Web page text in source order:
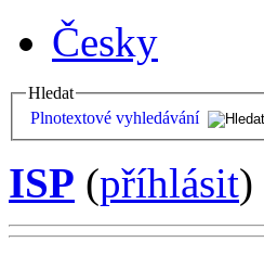
Česky
Hledat
Plnotextové vyhledávání
ISP (příhlásit)